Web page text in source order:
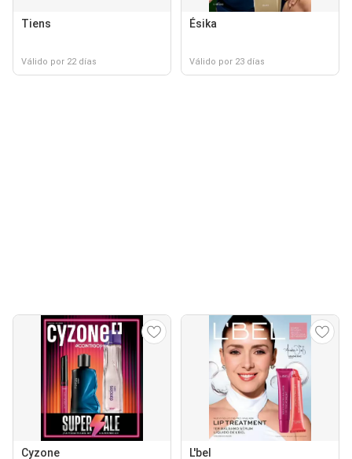
Tiens
Válido por 22 días
Ésika
Válido por 23 días
Cyzone L'bel